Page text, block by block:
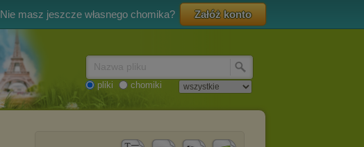
Nie masz jeszcze własnego chomika? Załóż konto
pliki chomiki